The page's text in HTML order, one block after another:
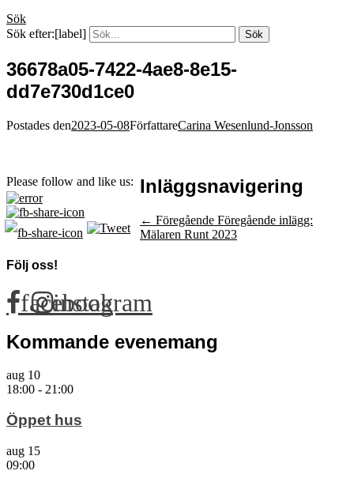
Sök
Sök efter:[label]
36678a05-7422-4ae8-8e15-
dd7e730d1ce0
Postades den2023-05-08FörfattareCarina Wesenlund-Jonsson
Please follow and like us: Inläggsnavigering
← Föregående Föregående inlägg:
Mälaren Runt 2023
Följ oss!
facebook
instagram
Kommande evenemang
aug 10
18:00 - 21:00
Öppet hus
aug 15
09:00